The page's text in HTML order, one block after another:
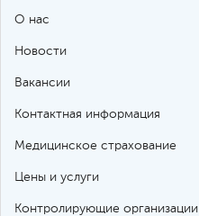
О нас
Новости
Вакансии
Контактная информация
Медицинское страхование
Цены и услуги
Контролирующие организации